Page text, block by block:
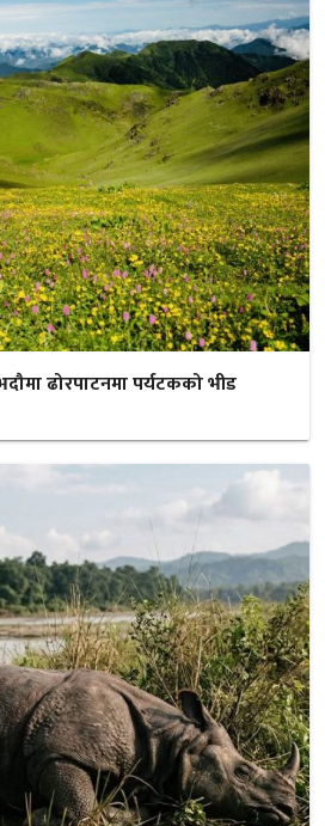
ढोरपाटनमा पर्यटकको भीड